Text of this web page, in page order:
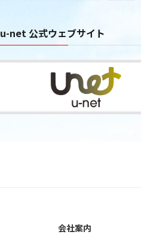
u-net 公式ウェブサイト
会社案内